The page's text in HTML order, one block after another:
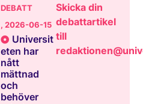
DEBATT
, 2026-06-15
Universit
eten har
nått
mättnad
och
behöver
Skicka din
debattartikel
till